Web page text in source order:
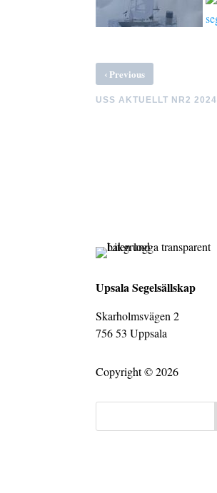
‹Previous
USS AKTUELLT NR2 2024
Upsala Segelsällskap
Skarholmsvägen 2
756 53 Uppsala
Copyright © 2026